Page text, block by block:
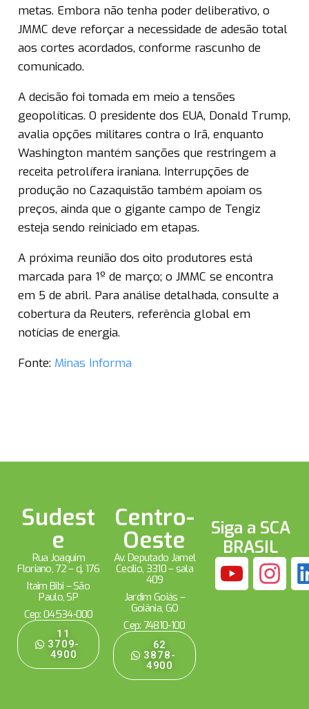
metas. Embora não tenha poder deliberativo, o
JMMC deve reforçar a necessidade de adesão total
aos cortes acordados, conforme rascunho de
comunicado.
A decisão foi tomada em meio a tensões
geopolíticas. O presidente dos EUA, Donald Trump,
avalia opções militares contra o Irã, enquanto
Washington mantém sanções que restringem a
receita petrolífera iraniana. Interrupções de
produção no Cazaquistão também apoiam os
preços, ainda que o gigante campo de Tengiz
esteja sendo reiniciado em etapas.
A próxima reunião dos oito produtores está
marcada para 1º de março; o JMMC se encontra
em 5 de abril. Para análise detalhada, consulte a
cobertura da Reuters, referência global em
notícias de energia.
Fonte: Minas Informa
Sudest
e
Rua Joaquim
Floriano, 72 – cj. 176
Itaim Bibi – São
Paulo, SP
Cep: 04534-000
11
3709-
4900
Centro-
Oeste
Av. Deputado Jamel
Cecílio, 3310 – sala
409
Jardim Goiás –
Goiânia, GO
Cep: 74810-100
62
3878-
4900
Siga a SCA
BRASIL